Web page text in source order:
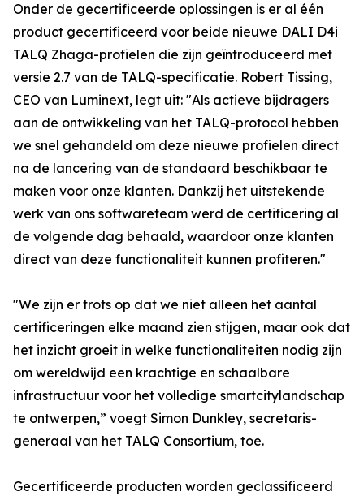
Onder de gecertificeerde oplossingen is er al één
product gecertificeerd voor beide nieuwe DALI D4i
TALQ Zhaga-profielen die zijn geïntroduceerd met
versie 2.7 van de TALQ-specificatie. Robert Tissing,
CEO van Luminext, legt uit: "Als actieve bijdragers
aan de ontwikkeling van het TALQ-protocol hebben
we snel gehandeld om deze nieuwe profielen direct
na de lancering van de standaard beschikbaar te
maken voor onze klanten. Dankzij het uitstekende
werk van ons softwareteam werd de certificering al
de volgende dag behaald, waardoor onze klanten
direct van deze functionaliteit kunnen profiteren."
"We zijn er trots op dat we niet alleen het aantal
certificeringen elke maand zien stijgen, maar ook dat
het inzicht groeit in welke functionaliteiten nodig zijn
om wereldwijd een krachtige en schaalbare
infrastructuur voor het volledige smartcitylandschap
te ontwerpen,” voegt Simon Dunkley, secretaris-
generaal van het TALQ Consortium, toe.
Gecertificeerde producten worden geclassificeerd